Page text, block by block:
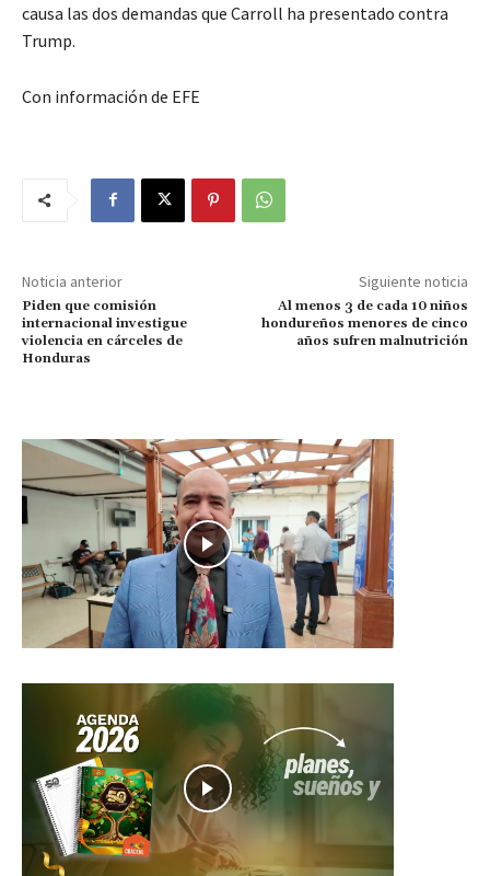
causa las dos demandas que Carroll ha presentado contra
Trump.
Con información de EFE
Noticia anterior
Piden que comisión
internacional investigue
violencia en cárceles de
Honduras
Siguiente noticia
Al menos 3 de cada 10 niños
hondureños menores de cinco
años sufren malnutrición